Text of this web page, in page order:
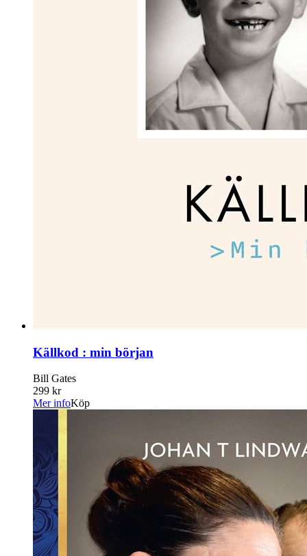
Källkod : min början
Bill Gates
299 kr
Mer infoKöp